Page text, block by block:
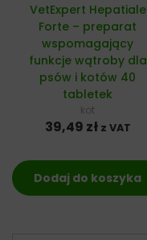
VetExpert Hepatiale
Forte – preparat
wspomagający
funkcje wątroby dla
psów i kotów 40
tabletek
kot
39,49 zł z VAT
Dodaj do koszyka